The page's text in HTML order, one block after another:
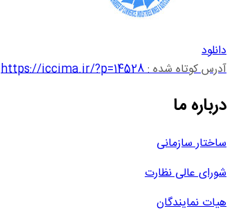
دانلود
آدرس کوتاه شده :https://iccima.ir/?p=14528
درباره ما
ساختار سازمانی
شورای عالی نظارت
هیات نمایندگان